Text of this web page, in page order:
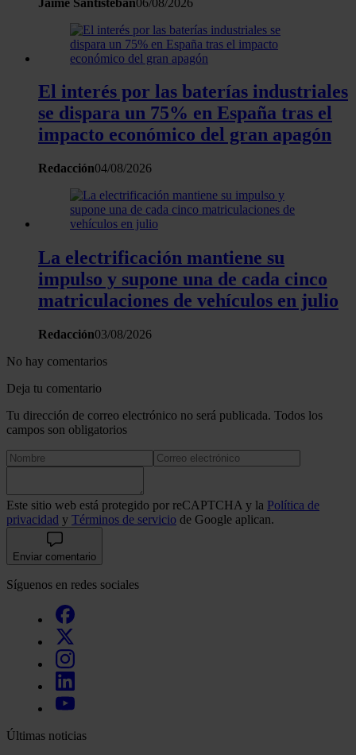
con otra información que les haya proporcionado o que
recopilado a partir del uso que haya hecho de sus servicios.
El interés por las baterías industriales
se dispara un 75% en España tras el
impacto económico del gran apagón
Redacción04/08/2026
La electrificación mantiene su
impulso y supone una de cada cinco
matriculaciones de vehículos en julio
Redacción03/08/2026
No hay comentarios
Deja tu comentario
Tu dirección de correo electrónico no será publicada. Todos los
campos son obligatorios
Este sitio web está protegido por reCAPTCHA y la Política de
privacidad y Términos de servicio de Google aplican.
Enviar comentario
Síguenos en redes sociales
Últimas noticias